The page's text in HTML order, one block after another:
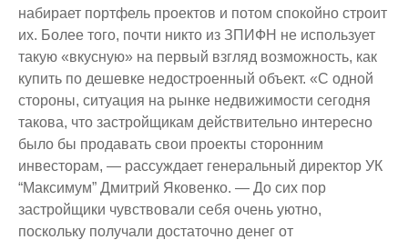
набирает портфель проектов и потом спокойно строит
их. Более того, почти никто из ЗПИФН не использует
такую «вкусную» на первый взгляд возможность, как
купить по дешевке недостроенный объект. «С одной
стороны, ситуация на рынке недвижимости сегодня
такова, что застройщикам действительно интересно
было бы продавать свои проекты сторонним
инвесторам, — рассуждает генеральный директор УК
“Максимум” Дмитрий Яковенко. — До сих пор
застройщики чувствовали себя очень уютно,
поскольку получали достаточно денег от